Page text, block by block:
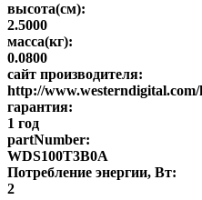
высота(см):
2.5000
масса(кг):
0.0800
сайт производителя:
http://
гарантия:
1 год
partNumber:
WDS100T3B0A
Потребление энергии, Вт:
2